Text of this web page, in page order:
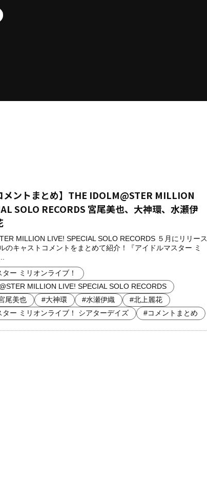
メントまとめ】THE IDOLM@STER MILLION
SOLO RECORDS 宮尾美也、大神環、水瀬伊
MILLION LIVE! SPECIAL SOLO RECORDS ５月にリリース
のキャストコメントをまとめて紹介！『アイドルマスター ミ
ー ミリオンライブ！
MILLION LIVE! SPECIAL SOLO RECORDS
尾美也 #大神環 #水瀬伊織
#北上麗花
ター ミリオンライブ！ シアターデイズ
#コメントまとめ